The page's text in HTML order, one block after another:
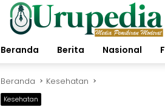
Beranda
Berita Nasional
Beranda Kesehatan
Kesehatan